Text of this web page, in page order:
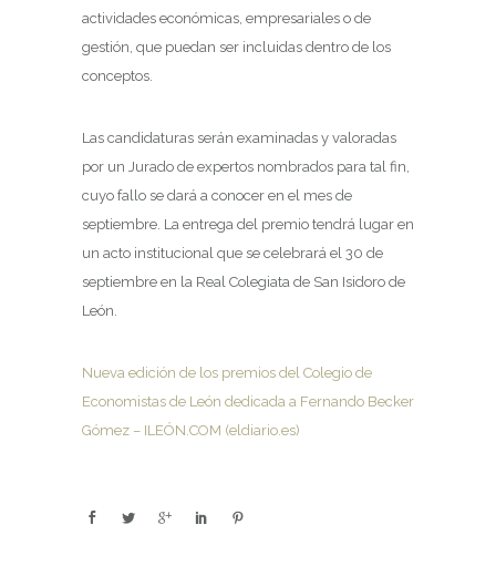
actividades económicas, empresariales o de
gestión, que puedan ser incluidas dentro de los
conceptos.
Las candidaturas serán examinadas y valoradas
por un Jurado de expertos nombrados para tal fin,
cuyo fallo se dará a conocer en el mes de
septiembre. La entrega del premio tendrá lugar en
un acto institucional que se celebrará el 30 de
septiembre en la Real Colegiata de San Isidoro de
León.
Nueva edición de los premios del Colegio de
Economistas de León dedicada a Fernando Becker
Gómez – ILEÓN.COM (eldiario.es)